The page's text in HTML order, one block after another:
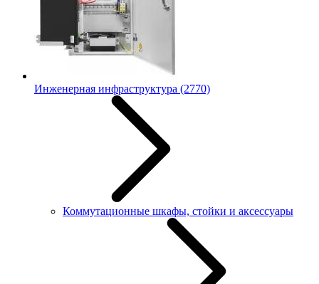
Инженерная инфраструктура (2770)
Коммутационные шкафы, стойки и аксессуары